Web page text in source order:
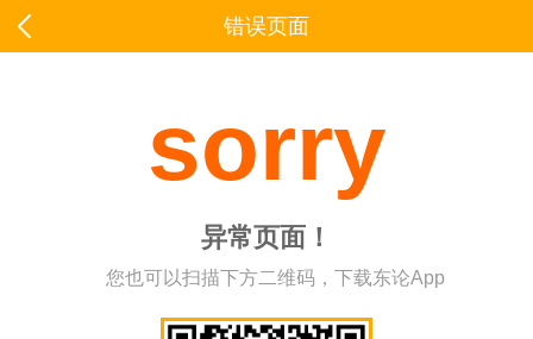
错误页面
sorry
异常页面！
您也可以扫描下方二维码，下载东论App